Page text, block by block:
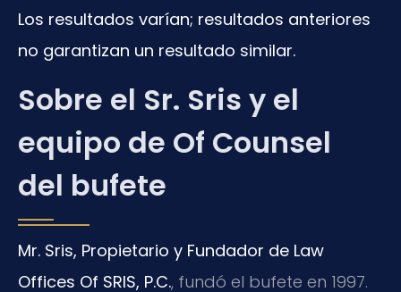
Los resultados varían; resultados anteriores
no garantizan un resultado similar.
Sobre el Sr. Sris y el
equipo de Of Counsel
del bufete
Mr. Sris, Propietario y Fundador de Law
Offices Of SRIS, P.C., fundó el bufete en 1997.